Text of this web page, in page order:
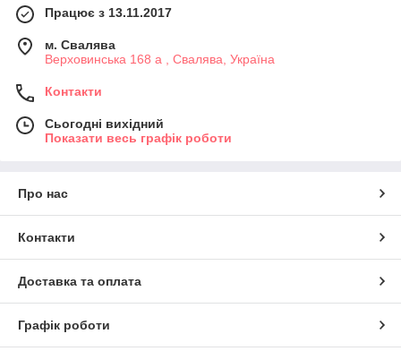
Працює з 13.11.2017
м. Свалява
Верховинська 168 а , Свалява, Україна
Контакти
Сьогодні вихідний
Показати весь графік роботи
Про нас
Контакти
Доставка та оплата
Графік роботи